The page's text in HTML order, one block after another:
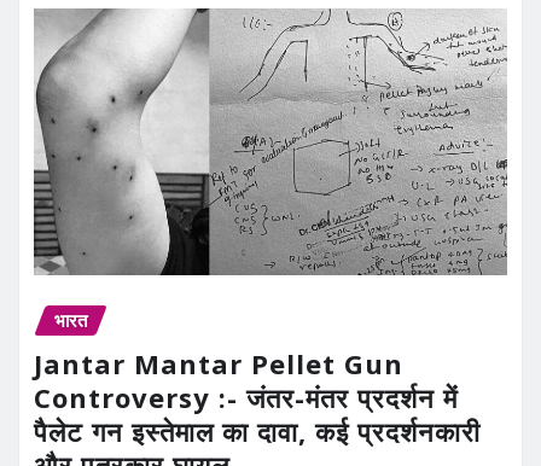
भारत
Jantar Mantar Pellet Gun
Controversy :- जंतर-मंतर प्रदर्शन में
पैलेट गन इस्तेमाल का दावा, कई प्रदर्शनकारी